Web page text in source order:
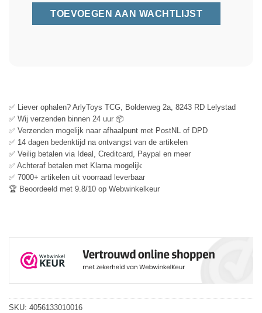
✅ Liever ophalen? ArlyToys TCG, Bolderweg 2a, 8243 RD Lelystad
✅ Wij verzenden binnen 24 uur 📦
✅ Verzenden mogelijk naar afhaalpunt met PostNL of DPD
✅ 14 dagen bedenktijd na ontvangst van de artikelen
✅ Veilig betalen via Ideal, Creditcard, Paypal en meer
✅ Achteraf betalen met Klarna mogelijk
✅ 7000+ artikelen uit voorraad leverbaar
🏆 Beoordeeld met 9.8/10 op Webwinkelkeur
SKU: 4056133010016